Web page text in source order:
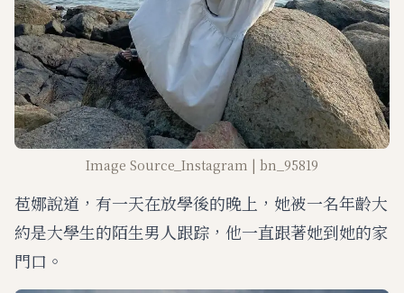
Image Source_Instagram | bn_95819
苞娜說道，有一天在放學後的晚上，她被一名年齡大
約是大學生的陌生男人跟踪，他一直跟著她到她的家
門口。